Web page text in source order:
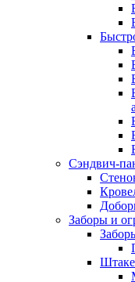
Сэндвич-
Заборы и